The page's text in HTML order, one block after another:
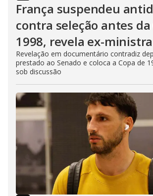
França suspendeu
contra seleção antes da
1998, revela ex-ministra
Revelação em documentário contradiz
prestado ao Senado e coloca a Copa de
sob discussão